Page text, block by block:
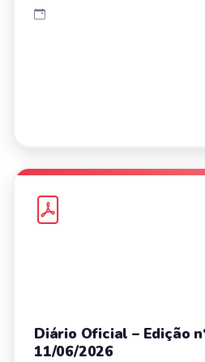
Diário Oficial – Edição
11/06/2026